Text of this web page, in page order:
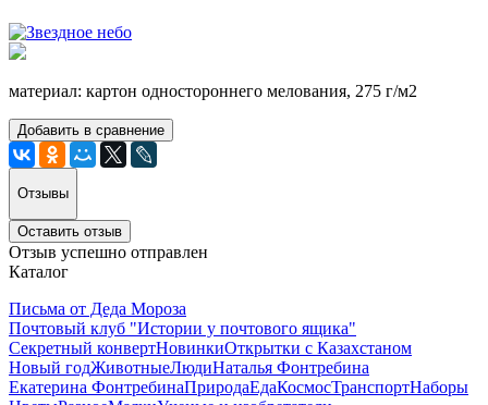
материал: картон одностороннего мелования, 275 г/м2
Добавить в сравнение
Отзывы
Оставить отзыв
Отзыв успешно отправлен
Каталог
Письма от Деда Мороза
Почтовый клуб "Истории у почтового ящика"
Секретный конвертНовинкиОткрытки с Казахстаном
Новый годЖивотныеЛюдиНаталья Фонтребина
Екатерина ФонтребинаПриродаЕдаКосмосТранспортНаборы